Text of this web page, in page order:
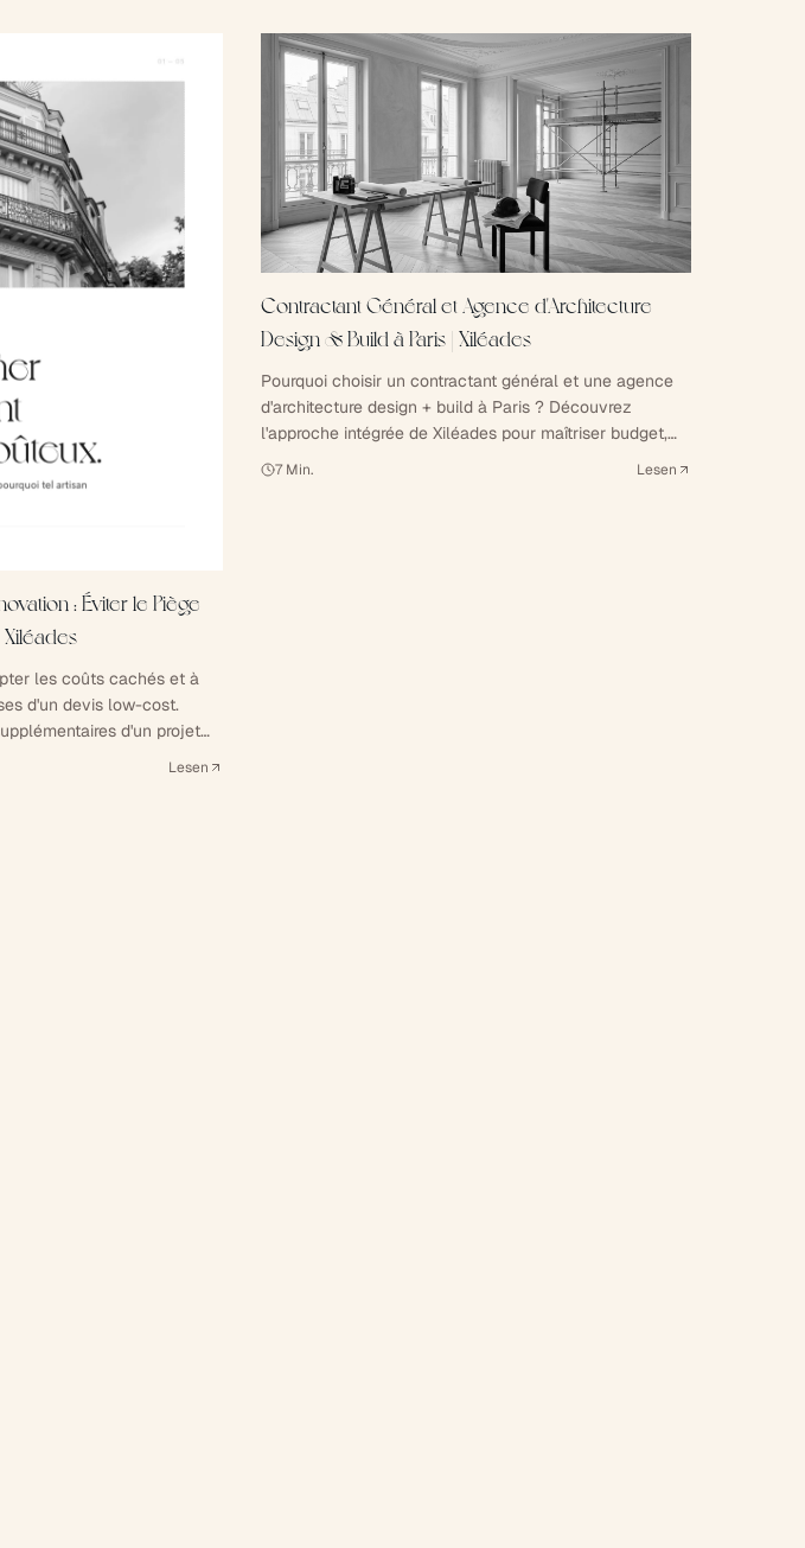
: Éviter le Piège
Xiléades
les coûts cachés et à
d'un devis low-cost.
d'un projet
Lesen
Contractant Général et Agence d'Architecture
Design & Build à Paris | Xiléades
Pourquoi choisir un contractant général et une agence
d'architecture design + build à Paris ? Découvrez
l'approche intégrée de Xiléades pour maîtriser budget,
délais et garanties de votre projet immobilier.
7 Min. Lesen